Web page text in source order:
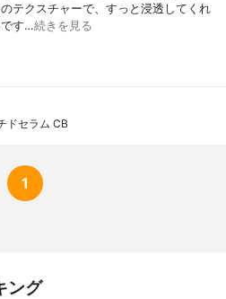
テクスチャーで、すっと浸透してくれ
です…続きを見る
ドセラム CB
1
ング